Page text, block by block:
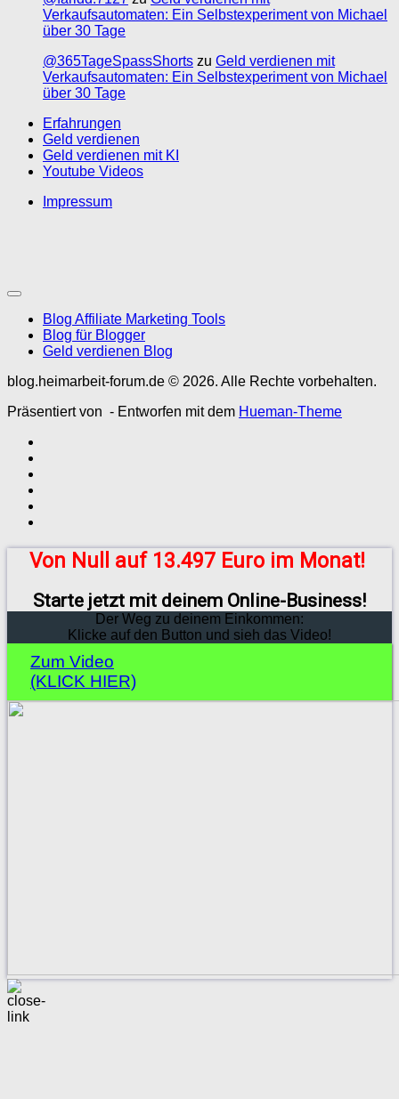
Verkaufsautomaten: Ein Selbstexperiment von Michael
über 30 Tage
@365TageSpassShorts zu Geld verdienen mit
Verkaufsautomaten: Ein Selbstexperiment von Michael
über 30 Tage
Erfahrungen
Geld verdienen
Geld verdienen mit KI
Youtube Videos
Impressum
Blog Affiliate Marketing Tools
Blog für Blogger
Geld verdienen Blog
blog.heimarbeit-forum.de © 2026. Alle Rechte vorbehalten.
Präsentiert von - Entworfen mit dem Hueman-Theme
Von Null auf 13.497 Euro im Monat!
Starte jetzt mit deinem Online-Business!
Der Weg zu deinem Einkommen:
Klicke auf den Button und sieh das Video!
Zum Video
(KLICK HIER)